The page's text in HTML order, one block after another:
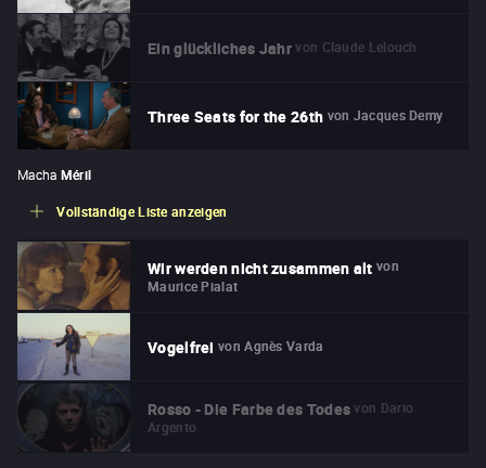
Ein glückliches Jahr von Claude Lelouch
Three Seats for the 26th von Jacques Demy
Macha Méril
Vollständige Liste anzeigen
Wir werden nicht zusammen alt von
Maurice Pialat
Vogelfrei von Agnès Varda
Rosso - Die Farbe des Todes von Dario
Argento